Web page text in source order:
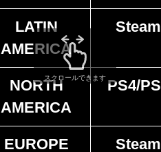
LATIN
AMERICA
Steam
NORTH
AMERICA
PS4/
EUROPE Steam
スクロールできます